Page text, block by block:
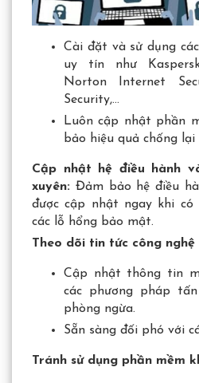
Cài đặt và sử dụng
uy tín như
Norton Internet
Security,…
Luôn cập nhật phần
bảo hiệu quả chống
Cập nhật hệ điều hành
xuyên: Đảm bảo hệ điều
được cập nhật ngay khi
các lỗ hổng bảo mật.
Theo dõi tin tức công nghệ
Cập nhật thông tin
các phương pháp
phòng ngừa.
Sẵn sàng đối phó với
Tránh sử dụng phần mềm